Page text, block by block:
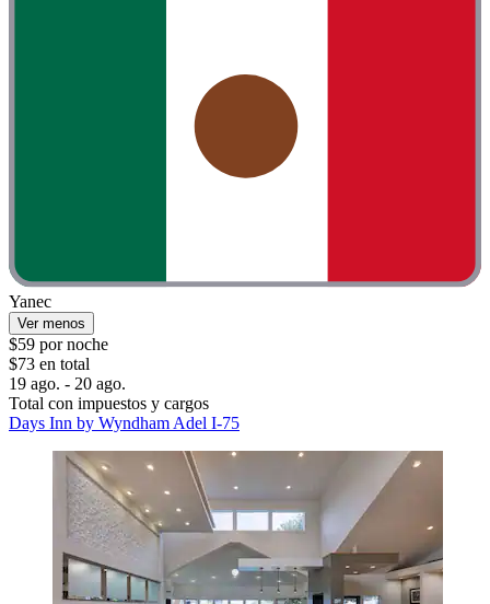
Yanec
Ver menos
$59 por noche
$73 en total
19 ago. - 20 ago.
Total con impuestos y cargos
Days Inn by Wyndham Adel I-75